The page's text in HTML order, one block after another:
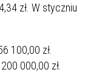
zł. W styczniu
100,00 zł.
000,00 zł.